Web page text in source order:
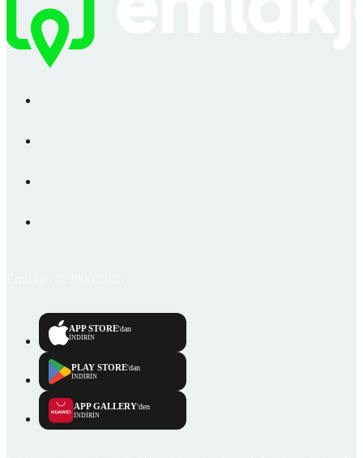
APP STORE'dan
İNDİRİN
PLAY STORE'dan
İNDİRİN
APP GALLERY'den
İNDİRİN